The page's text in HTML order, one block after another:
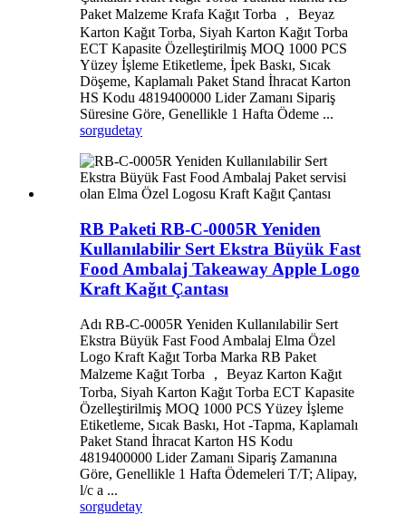
Paket Malzeme Krafa Kağıt Torba ， Beyaz
Karton Kağıt Torba, Siyah Karton Kağıt Torba
ECT Kapasite Özelleştirilmiş MOQ 1000 PCS
Yüzey İşleme Etiketleme, İpek Baskı, Sıcak
Döşeme, Kaplamalı Paket Stand İhracat Karton
HS Kodu 4819400000 Lider Zamanı Sipariş
Süresine Göre, Genellikle 1 Hafta Ödeme ...
sorgudetay
RB Paketi RB-C-0005R Yeniden
Kullanılabilir Sert Ekstra Büyük Fast
Food Ambalaj Takeaway Apple Logo
Kraft Kağıt Çantası
Adı RB-C-0005R Yeniden Kullanılabilir Sert
Ekstra Büyük Fast Food Ambalaj Elma Özel
Logo Kraft Kağıt Torba Marka RB Paket
Malzeme Kağıt Torba ， Beyaz Karton Kağıt
Torba, Siyah Karton Kağıt Torba ECT Kapasite
Özelleştirilmiş MOQ 1000 PCS Yüzey İşleme
Etiketleme, Sıcak Baskı, Hot -Tapma, Kaplamalı
Paket Stand İhracat Karton HS Kodu
4819400000 Lider Zamanı Sipariş Zamanına
Göre, Genellikle 1 Hafta Ödemeleri T/T; Alipay,
l/c a ...
sorgudetay